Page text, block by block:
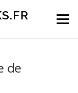
Menu
de